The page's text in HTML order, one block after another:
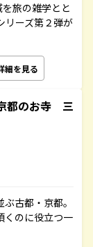
旅の雑学とと
リーズ第２弾が
細を見る
都のお寺 三
古都・京都。
くのに役立つ一